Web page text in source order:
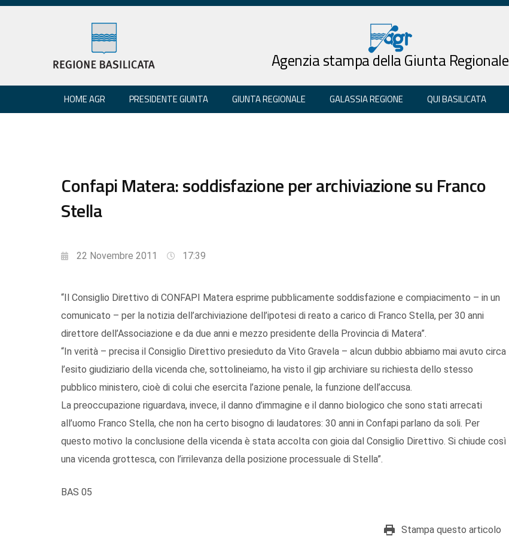
Agenzia stampa della Giunta Regionale
HOME AGR PRESIDENTE GIUNTA GIUNTA REGIONALE GALASSIA REGIONE QUI BASILICATA
Confapi Matera: soddisfazione per archiviazione su Franco
Stella
22 Novembre 2011 17:39
“Il Consiglio Direttivo di CONFAPI Matera esprime pubblicamente soddisfazione e compiacimento – in un
comunicato – per la notizia dell’archiviazione dell’ipotesi di reato a carico di Franco Stella, per 30 anni
direttore dell’Associazione e da due anni e mezzo presidente della Provincia di Matera”.
“In verità – precisa il Consiglio Direttivo presieduto da Vito Gravela – alcun dubbio abbiamo mai avuto circa
l’esito giudiziario della vicenda che, sottolineiamo, ha visto il gip archiviare su richiesta dello stesso
pubblico ministero, cioè di colui che esercita l’azione penale, la funzione dell’accusa.
La preoccupazione riguardava, invece, il danno d’immagine e il danno biologico che sono stati arrecati
all’uomo Franco Stella, che non ha certo bisogno di laudatores: 30 anni in Confapi parlano da soli. Per
questo motivo la conclusione della vicenda è stata accolta con gioia dal Consiglio Direttivo. Si chiude così
una vicenda grottesca, con l’irrilevanza della posizione processuale di Stella”.
BAS 05
Stampa questo articolo